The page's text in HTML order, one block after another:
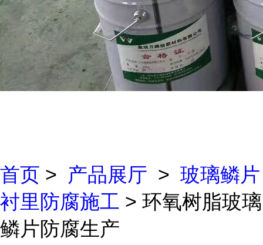
首页 > 产品展厅 > 玻璃鳞片
衬里防腐施工 > 环氧树脂玻璃
鳞片防腐生产